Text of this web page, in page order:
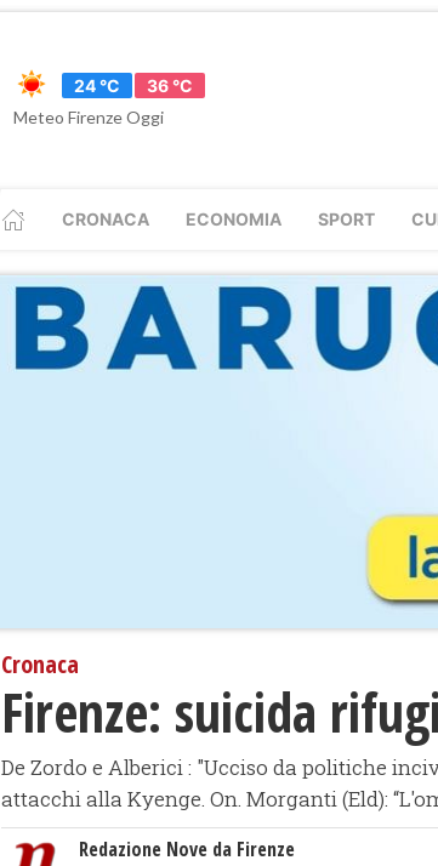
24 °C
36 °C
Meteo Firenze Oggi
CRONACA ECONOMIA SPORT
Cronaca
Firenze: suicida
De Zordo e Alberici : "Ucciso da politiche
attacchi alla Kyenge. On. Morganti (Eld):
Redazione Nove da Firenze